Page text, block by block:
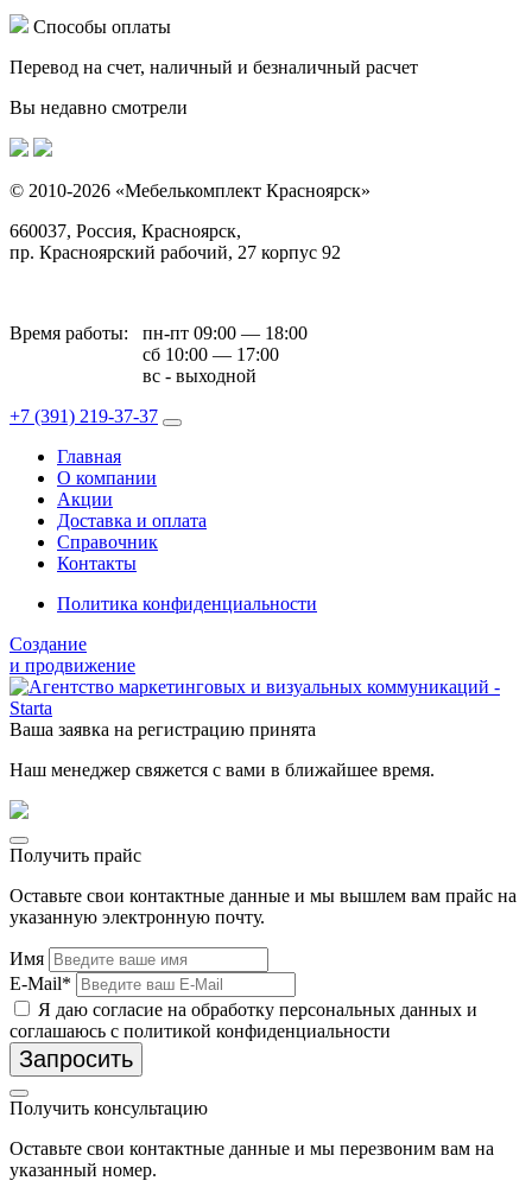
Способы оплаты
Перевод на счет, наличный и безналичный расчет
Вы недавно смотрели
© 2010-2026 «Мебелькомплект Красноярск»
660037, Россия, Красноярск,
пр. Красноярский рабочий, 27 корпус 92
Время работы:
пн-пт 09:00 — 18:00
сб 10:00 — 17:00
вс - выходной
+7 (391) 219-37-37
Главная
О компании
Акции
Доставка и оплата
Справочник
Контакты
Политика конфиденциальности
Создание
и продвижение
Ваша заявка на регистрацию принята
Наш менеджер свяжется с вами в ближайшее время.
Получить прайс
Оставьте свои контактные данные и мы вышлем вам прайс на
указанную электронную почту.
Имя
E-Mail*
Я даю согласие на обработку персональных данных и
соглашаюсь с политикой конфиденциальности
Запросить
Получить консультацию
Оставьте свои контактные данные и мы перезвоним вам на
указанный номер.